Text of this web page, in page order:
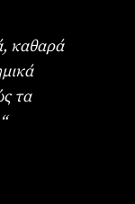
καθαρά
τα